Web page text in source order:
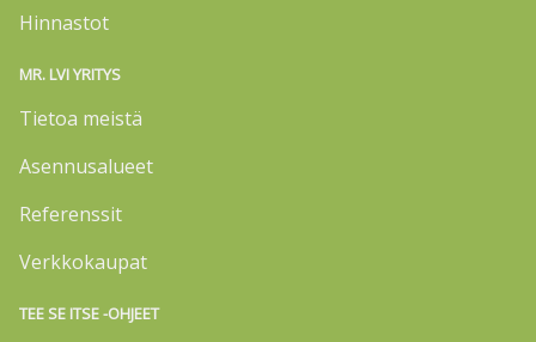
Hinnastot
MR. LVI YRITYS
Tietoa meistä
Asennusalueet
Referenssit
Verkkokaupat
TEE SE ITSE -OHJEET